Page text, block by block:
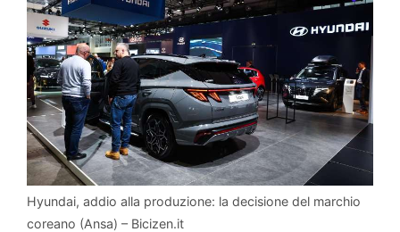
Hyundai, addio alla produzione: la decisione del marchio
coreano (Ansa) – Bicizen.it